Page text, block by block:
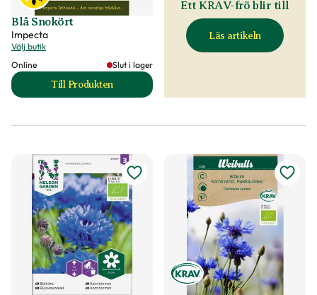
Blå Snokört
Impecta
Välj butik
Online
Slut i lager
Till Produkten
till Blå Snokört produktsida
Ett KRAV-frö blir till
Läs artikeln